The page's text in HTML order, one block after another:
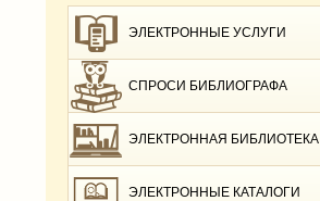
ЭЛЕКТРОННЫЕ УСЛУГИ
СПРОСИ БИБЛИОГРАФА
ЭЛЕКТРОННАЯ БИБЛИОТЕКА
ЭЛЕКТРОННЫЕ КАТАЛОГИ